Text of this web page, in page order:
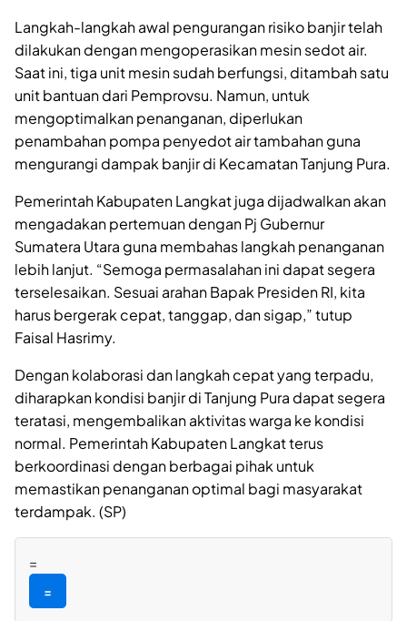
Langkah-langkah awal pengurangan risiko banjir telah
dilakukan dengan mengoperasikan mesin sedot air.
Saat ini, tiga unit mesin sudah berfungsi, ditambah satu
unit bantuan dari Pemprovsu. Namun, untuk
mengoptimalkan penanganan, diperlukan
penambahan pompa penyedot air tambahan guna
mengurangi dampak banjir di Kecamatan Tanjung Pura.
Pemerintah Kabupaten Langkat juga dijadwalkan akan
mengadakan pertemuan dengan Pj Gubernur
Sumatera Utara guna membahas langkah penanganan
lebih lanjut. “Semoga permasalahan ini dapat segera
terselesaikan. Sesuai arahan Bapak Presiden RI, kita
harus bergerak cepat, tanggap, dan sigap,” tutup
Faisal Hasrimy.
Dengan kolaborasi dan langkah cepat yang terpadu,
diharapkan kondisi banjir di Tanjung Pura dapat segera
teratasi, mengembalikan aktivitas warga ke kondisi
normal. Pemerintah Kabupaten Langkat terus
berkoordinasi dengan berbagai pihak untuk
memastikan penanganan optimal bagi masyarakat
terdampak. (SP)
=
=